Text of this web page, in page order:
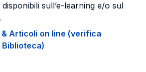
disponibili sull’e-learning e/o sul
Articoli on line (verifica